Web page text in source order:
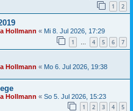
1 2
Hollmann « Mi 8. Jul 2026, 17:29
1 … 4 5 6 7
Hollmann « Mo 6. Jul 2026, 19:38
Hollmann « So 5. Jul 2026, 15:23
1 2 3 4 5